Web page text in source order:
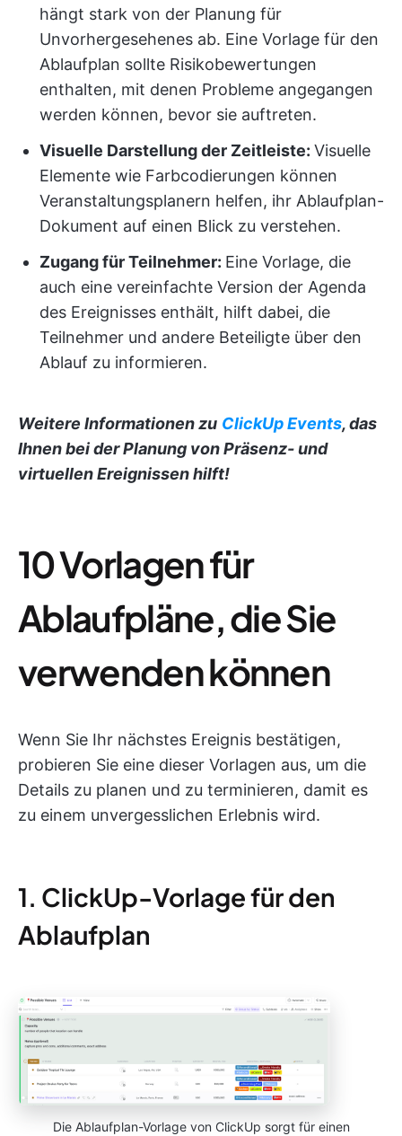
hängt stark von der Planung für
Unvorhergesehenes ab. Eine Vorlage für den
Ablaufplan sollte Risikobewertungen
enthalten, mit denen Probleme angegangen
werden können, bevor sie auftreten.
Visuelle Darstellung der Zeitleiste: Visuelle
Elemente wie Farbcodierungen können
Veranstaltungsplanern helfen, ihr Ablaufplan-
Dokument auf einen Blick zu verstehen.
Zugang für Teilnehmer: Eine Vorlage, die
auch eine vereinfachte Version der Agenda
des Ereignisses enthält, hilft dabei, die
Teilnehmer und andere Beteiligte über den
Ablauf zu informieren.
Weitere Informationen zu ClickUp Events, das
Ihnen bei der Planung von Präsenz- und
virtuellen Ereignissen hilft!
10 Vorlagen für
Ablaufpläne, die Sie
verwenden können
Wenn Sie Ihr nächstes Ereignis bestätigen,
probieren Sie eine dieser Vorlagen aus, um die
Details zu planen und zu terminieren, damit es
zu einem unvergesslichen Erlebnis wird.
1. ClickUp-Vorlage für den
Ablaufplan
Die Ablaufplan-Vorlage von ClickUp sorgt für einen